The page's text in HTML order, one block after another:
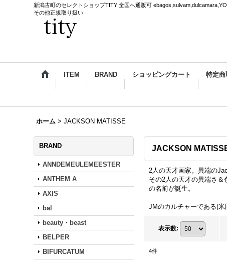
新潟古町のセレクトショップTITY 全国へ通販可
その他正規取り扱い
ITEM BRAND ショッピングカート 特定
ホーム > JACKSON MATISSE
BRAND
ANNDEMEULEMEESTER
ANTHEM A
AXIS
bal
beauty・beast
BELPER
BIFURCATUM
JACKSON
2人の天才画家。異端の
その2人の天才の異端さ
の名前が誕生。
JMのカルチャーである(
表示数:
4件